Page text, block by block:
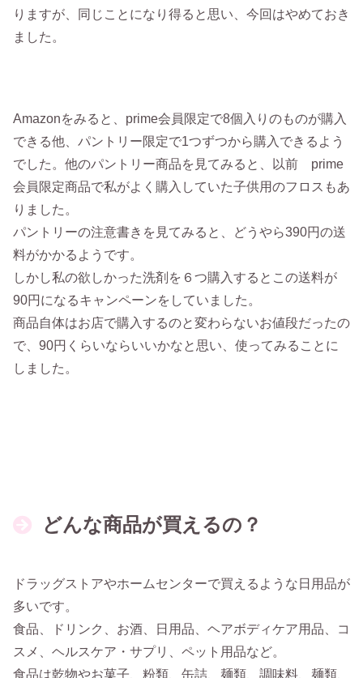
りますが、同じことになり得ると思い、今回はやめておき
ました。
Amazonをみると、prime会員限定で8個入りのものが購入
できる他、パントリー限定で1つずつから購入できるよう
でした。他のパントリー商品を見てみると、以前 prime
会員限定商品で私がよく購入していた子供用のフロスもあ
りました。
パントリーの注意書きを見てみると、どうやら390円の送
料がかかるようです。
しかし私の欲しかった洗剤を６つ購入するとこの送料が
90円になるキャンペーンをしていました。
商品自体はお店で購入するのと変わらないお値段だったの
で、90円くらいならいいかなと思い、使ってみることに
しました。
どんな商品が買えるの？
ドラッグストアやホームセンターで買えるような日用品が
多いです。
食品、ドリンク、お酒、日用品、ヘアボディケア用品、コ
スメ、ヘルスケア・サプリ、ペット用品など。
食品は乾物やお菓子、粉類、缶詰、麺類、調味料、麺類、